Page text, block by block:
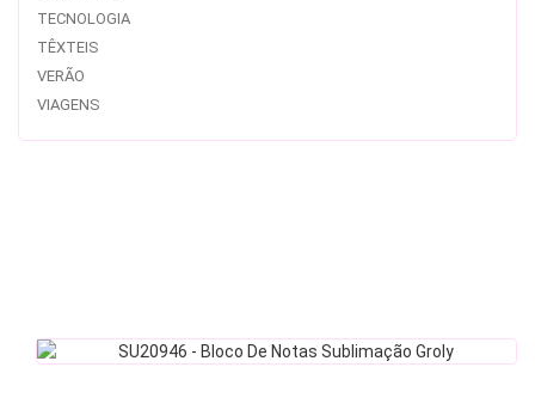
TECNOLOGIA
TÊXTEIS
VERÃO
VIAGENS